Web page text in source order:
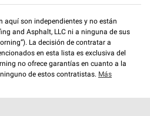
aquí son independientes y no están
and Asphalt, LLC ni a ninguna de sus
La decisión de contratar a
en esta lista es exclusiva del
no ofrece garantías en cuanto a la
de estos contratistas. Más